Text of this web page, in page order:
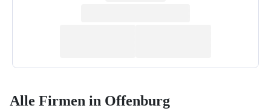
Alle Firmen in Offenburg